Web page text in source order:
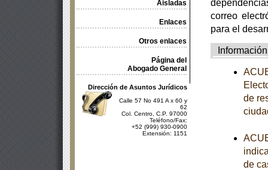
Aisladas
Enlaces
Otros enlaces
Página del
Abogado General
Dirección de Asuntos Jurídicos
Calle 57 No 491 A x 60 y
62
Col. Centro, C.P. 97000
Teléfono/Fax:
+52 (999) 930-0900
Extensión: 1151
correo
para el
Información
de
de